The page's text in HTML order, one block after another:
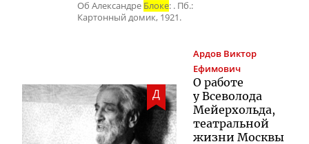
Об Александре Блоке: . Пб.:
Картонный домик, 1921.
Д
Ардов Виктор
Ефимович
О работе
у Всеволода
Мейерхольда,
театральной
жизни Москвы